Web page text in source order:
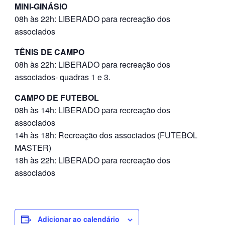
MINI-GINÁSIO
08h às 22h: LIBERADO para recreação dos
associados
TÊNIS DE CAMPO
08h às 22h: LIBERADO para recreação dos
associados- quadras 1 e 3.
CAMPO DE FUTEBOL
08h às 14h: LIBERADO para recreação dos
associados
14h às 18h: Recreação dos associados (FUTEBOL
MASTER)
18h às 22h: LIBERADO para recreação dos
associados
Adicionar ao calendário